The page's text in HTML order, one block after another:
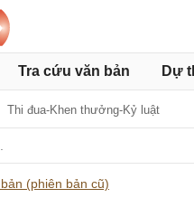
Tra cứu văn bản Dự
Thi đua-Khen thưởng-Kỷ luật
(phiên bản cũ)